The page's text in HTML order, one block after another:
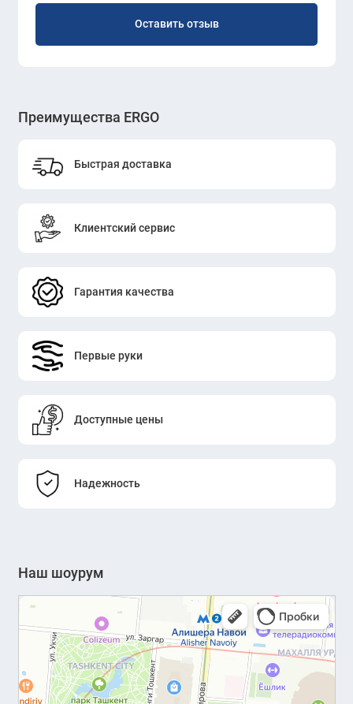
Оставить отзыв
Преимущества ERGO
Быстрая доставка
Клиентский сервис
Гарантия качества
Первые руки
Доступные цены
Надежность
Наш шоурум